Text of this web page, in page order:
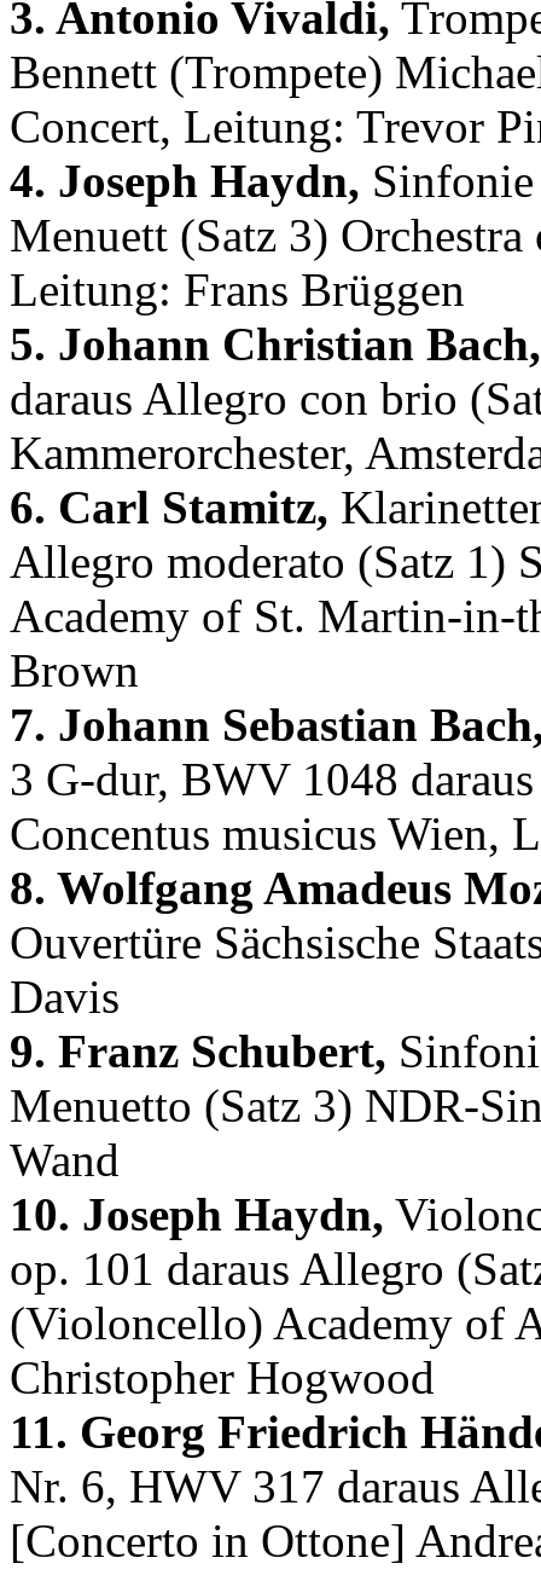
3. Antonio Vivaldi,
Bennett (Trompete)
Concert, Leitung: Trevor
4. Joseph Haydn,
Menuett (Satz 3)
Leitung: Frans Brüggen
5. Johann Christian Bach,
daraus Allegro con brio
Kammerorchester,
6. Carl Stamitz,
Allegro moderato (Satz 1)
Academy of St. Martin-in-
Brown
7. Johann Sebastian
3 G-dur, BWV 1048
Concentus musicus Wien,
8. Wolfgang Amadeus
Ouvertüre Sächsische
Davis
9. Franz Schubert,
Menuetto (Satz 3) NDR-
Wand
10. Joseph Haydn,
op. 101 daraus Allegro
(Violoncello) Academy of
Christopher Hogwood
11. Georg Friedrich
Nr. 6, HWV 317 daraus
[Concerto in Ottone]